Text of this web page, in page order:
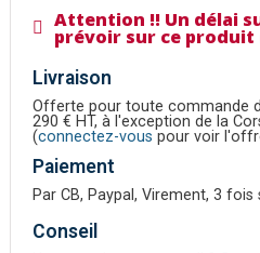
Attention !! Un délai
prévoir sur ce produit
Livraison
Offerte pour toute commande
290 € HT, à l'exception de la
(connectez-vous pour voir
Paiement
Par CB, Paypal, Virement, 3 fois
Conseil